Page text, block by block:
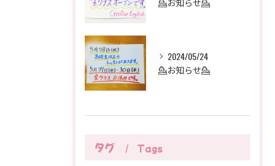
2024/05/24
💁お知らせ💁
タグ Tags